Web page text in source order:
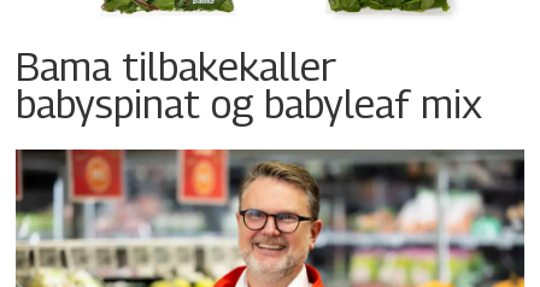
Bama tilbakekaller
babyspinat og babyleaf mix